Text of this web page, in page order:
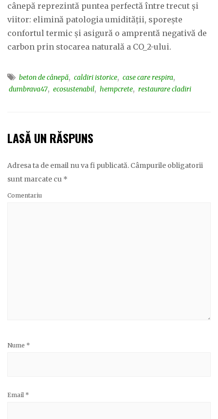
cânepă reprezintă puntea perfectă între trecut și
viitor: elimină patologia umidității, sporește
confortul termic și asigură o amprentă negativă de
carbon prin stocarea naturală a CO_2-ului.
beton de cânepă, caldiri istorice, case care respira,
dumbrava47, ecosustenabil, hempcrete, restaurare cladiri
LASĂ UN RĂSPUNS
Adresa ta de email nu va fi publicată. Câmpurile obligatorii
sunt marcate cu *
Comentariu
Nume *
Email *